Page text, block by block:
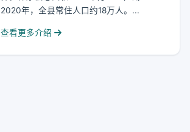
2020年，全县常住人口约18万人。...
查看更多介绍